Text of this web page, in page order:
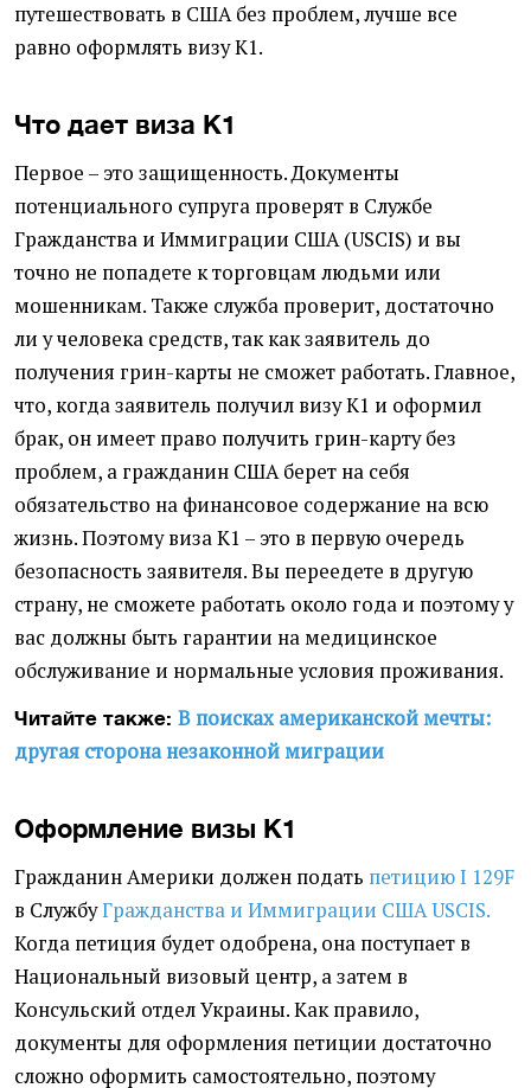
путешествовать в США без проблем, лучше все
равно оформлять визу К1.
Что дает виза К1
Первое – это защищенность. Документы
потенциального супруга проверят в Службе
Гражданства и Иммиграции США (USCIS) и вы
точно не попадете к торговцам людьми или
мошенникам. Также служба проверит, достаточно
ли у человека средств, так как заявитель до
получения грин-карты не сможет работать. Главное,
что, когда заявитель получил визу К1 и оформил
брак, он имеет право получить грин-карту без
проблем, а гражданин США берет на себя
обязательство на финансовое содержание на всю
жизнь. Поэтому виза К1 – это в первую очередь
безопасность заявителя. Вы переедете в другую
страну, не сможете работать около года и поэтому у
вас должны быть гарантии на медицинское
обслуживание и нормальные условия проживания.
Читайте также: В поисках американской мечты:
другая сторона незаконной миграции
Оформление визы К1
Гражданин Америки должен подать петицию I 129F
в СлужбуГражданства и Иммиграции США USCIS.
Когда петиция будет одобрена, она поступает в
Национальный визовый центр, а затем в
Консульский отдел Украины. Как правило,
документы для оформления петиции достаточно
сложно оформить самостоятельно, поэтому